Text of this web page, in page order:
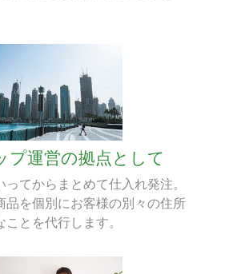
プ運営の拠点として
てからまとめて仕入れ発注。
品を個別にお客様の別々の住所
とを代行します。